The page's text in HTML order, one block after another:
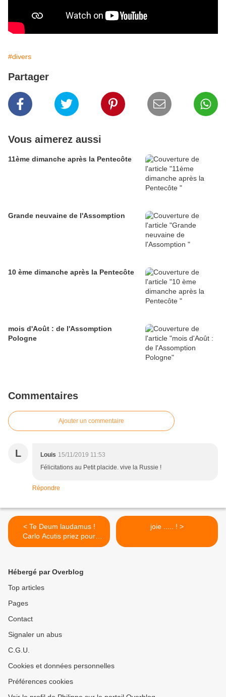
#divers
Partager
Vous aimerez aussi
11ème dimanche après la Pentecôte
Grande neuvaine de l'Assomption
10 ème dimanche après la Pentecôte
mois d'Août : de l'Assomption
Pologne
Commentaires
Ajouter un commentaire
L Louis 15/11/2019 11:53
Félicitations au Petit placide. vive la Russie !
Répondre
< Te Deum laudamus !
Carlo Acutis priez pour
nous !
joie ..... ! >
Hébergé par Overblog
Top articles
Pages
Contact
Signaler un abus
C.G.U.
Cookies et données personnelles
Préférences cookies